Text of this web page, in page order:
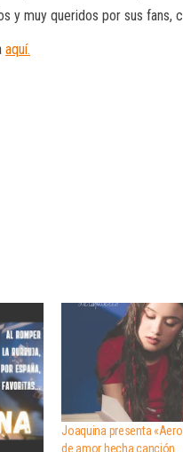
y muy queridos por sus fans,
aquí.
Joaquina presenta
de amor hecha canción